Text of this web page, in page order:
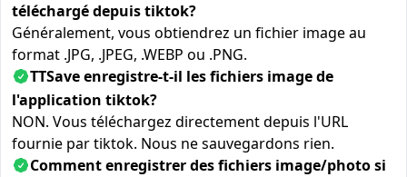
téléchargé depuis tiktok?
Généralement, vous obtiendrez un fichier image au
format .JPG, .JPEG, .WEBP ou .PNG.
TTSave enregistre-t-il les fichiers image de
l'application tiktok?
NON. Vous téléchargez directement depuis l'URL
fournie par tiktok. Nous ne sauvegardons rien.
Comment enregistrer des fichiers image/photo si